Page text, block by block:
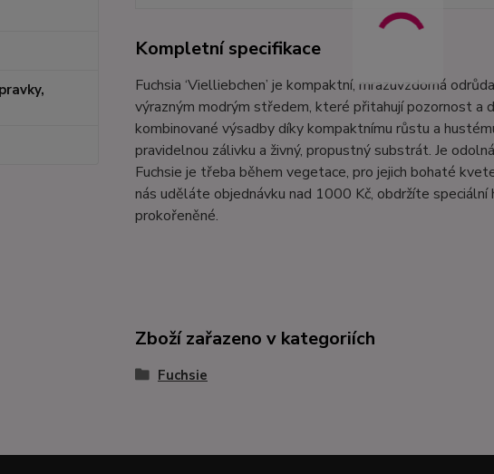
Kompletní specifikace
Fuchsia ‘Vielliebchen’ je kompaktní, mrazuvzdorná
výrazným modrým středem, které přitahují pozornost a
kombinované výsadby díky kompaktnímu růstu a
pravidelnou zálivku a živný, propustný substrát. Je
Fuchsie je třeba během vegetace, pro jejich bohaté
nás uděláte objednávku nad 1000 Kč, obdržíte
prokořeněné.
Zboží zařazeno v kategoriích
Fuchsie